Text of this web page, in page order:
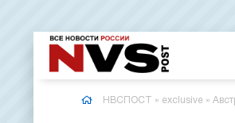
НВСПОСТ » exclusive »